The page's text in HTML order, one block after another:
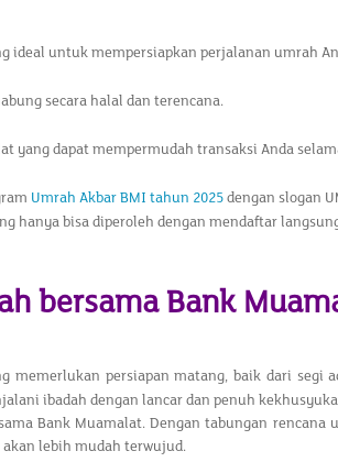
ideal untuk mempersiapkan perjalanan umrah
secara halal dan terencana.
yang dapat mempermudah transaksi Anda
Umrah Akbar BMI tahun 2025dengan slogan
hanya bisa diperoleh dengan mendaftar
bersama Bank
memerlukan persiapan matang, baik dari segi
ibadah dengan lancar dan penuh
Bank Muamalat. Dengan tabungan
lebih mudah terwujud.